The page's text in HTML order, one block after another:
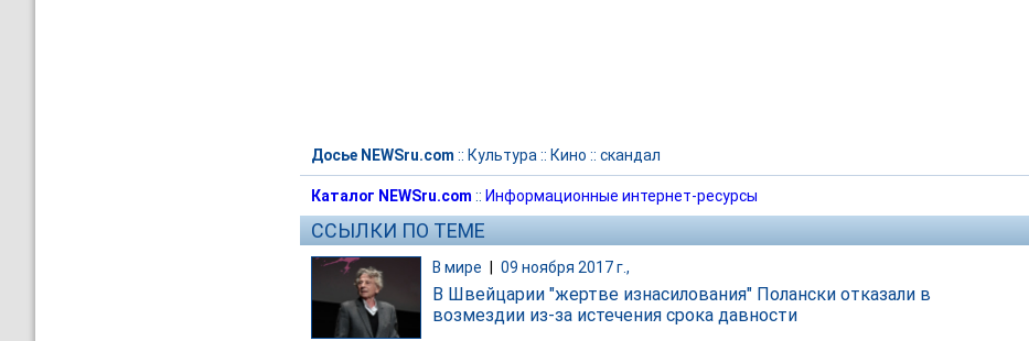
Досье NEWSru.com :: Культура :: Кино :: скандал
Каталог NEWSru.com :: Информационные интернет-ресурсы
ССЫЛКИ ПО ТЕМЕ
В мире 09 ноября 2017 г.,
В Швейцарии "жертве изнасилования" Полански отказали в
возмездии из-за истечения срока давности